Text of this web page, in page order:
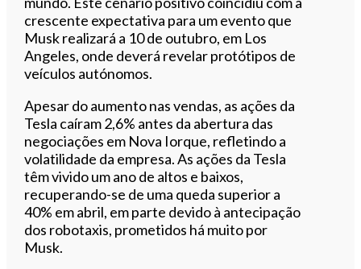
crescente expectativa para um evento que
Musk realizará a 10 de outubro, em Los
Angeles, onde deverá revelar protótipos de
veículos autónomos.
Apesar do aumento nas vendas, as ações da
Tesla caíram 2,6% antes da abertura das
negociações em Nova Iorque, refletindo a
volatilidade da empresa. As ações da Tesla
têm vivido um ano de altos e baixos,
recuperando-se de uma queda superior a
40% em abril, em parte devido à antecipação
dos robotaxis, prometidos há muito por
Musk.